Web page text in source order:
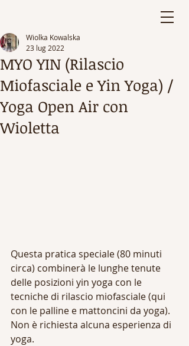
MYO YIN (Rilascio
Miofasciale e Yin Yoga) /
Yoga Open Air con
Wioletta
Wiolka Kowalska
23 lug 2022
Questa pratica speciale (80 minuti
circa) combinerà le lunghe tenute
delle posizioni yin yoga con le
tecniche di rilascio miofasciale (qui
con le palline e mattoncini da yoga).
Non è richiesta alcuna esperienza di
yoga.